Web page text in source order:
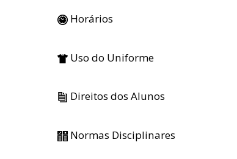
Horários
Uso do Uniforme
Direitos dos Alunos
Normas Disciplinares